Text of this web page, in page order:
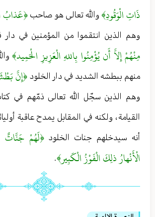
ذَاتِ الْوَقُودِ﴾ والله تعالى هو صاحب ﴿عَذابُ
وهم الذين انتقموا من المؤمنين في دار
مِنْهُمْ إِلاَّ أَن يُؤْمِنُوا بِاللهِ الْعَزِيزِ الْحَمِيد﴾
منهم ببطشه الشديد في دار الخلود ﴿إِنَّ
وهم الذين سجّل الله تعالى ذمّهم في
القيامة ، ولكنه في المقابل يمدح عاقبة
أنه سيدخلهم جنات الخلود﴿لَهُمْ جَنَّاتٌ
الْأَنْهارُ ذلِكَ الْفَوْزُ الْكَبِير﴾.